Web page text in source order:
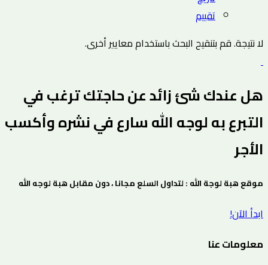
تقييم
لا نتيجة. قم بتنقيح البحث باستخدام معايير أخرى.
هل عندك شئ زائد عن حاجتك ترغب في
التبرع به لوجه الله سارع في نشره وأكسب
الأجر
موقع هبة لوجة الله : لتداول السلع مجانا ، دون مقابل هبة لوجه الله
ابدأ الآن!
معلومات عنا